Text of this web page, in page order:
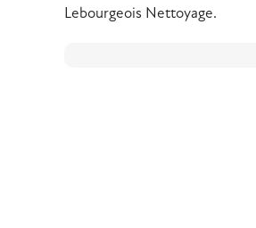
Lebourgeois Nettoyage.